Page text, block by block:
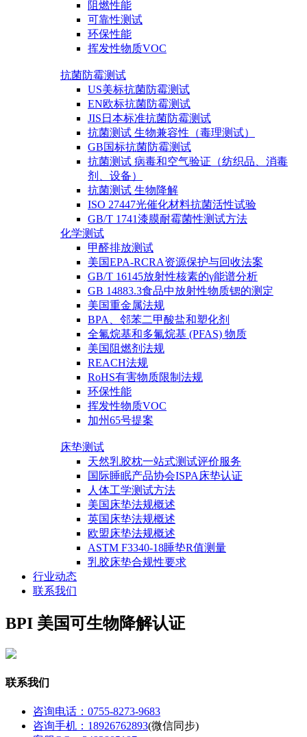
阻燃性能
可靠性测试
环保性能
挥发性物质VOC
抗菌防霉测试
US美标抗菌防霉测试
EN欧标抗菌防霉测试
JIS日本标准抗菌防霉测试
抗菌测试 生物兼容性（毒理测试）
GB国标抗菌防霉测试
抗菌测试 病毒和空气验证（纺织品、消毒
剂、设备）
抗菌测试 生物降解
ISO 27447光催化材料抗菌活性试验
GB/T 1741漆膜耐霉菌性测试方法
化学测试
甲醛排放测试
美国EPA-RCRA资源保护与回收法案
GB/T 16145放射性核素的γ能谱分析
GB 14883.3食品中放射性物质锶的测定
美国重金属法规
BPA、邻苯二甲酸盐和塑化剂
全氟烷基和多氟烷基 (PFAS) 物质
美国阻燃剂法规
REACH法规
RoHS有害物质限制法规
环保性能
挥发性物质VOC
加州65号提案
床垫测试
天然乳胶枕一站式测试评价服务
国际睡眠产品协会ISPA床垫认证
人体工学测试方法
美国床垫法规概述
英国床垫法规概述
欧盟床垫法规概述
ASTM F3340-18睡垫R值测量
乳胶床垫合规性要求
行业动态
联系我们
BPI 美国可生物降解认证
联系我们
咨询电话：0755-8273-9683
咨询手机：18926762893(微信同步)